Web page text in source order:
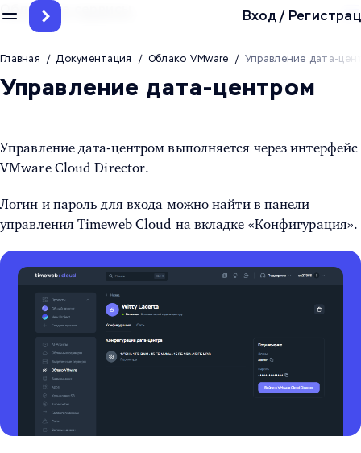
Вход/
Облачные сервисы
Главная / Документация / Облако VMware / Управление дата-
Управление дата-центром
Управление дата-центром выполняется через интерфейс
VMware Cloud Director.
Логин и пароль для входа можно найти в панели
управления Timeweb Cloud на вкладке «Конфигурация».